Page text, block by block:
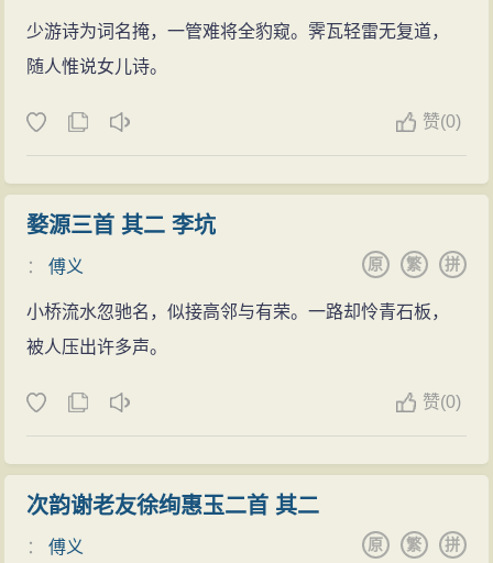
少游诗为词名掩，一管难将全豹窥。霁瓦轻雷无复道，
随人惟说女儿诗。
赞(0)
婺源三首 其二 李坑
：傅义 拼
繁
原
小桥流水忽驰名，似接高邻与有荣。一路却怜青石板，
被人压出许多声。
赞(0)
次韵谢老友徐绚惠玉二首 其二
：傅义 拼
繁
原